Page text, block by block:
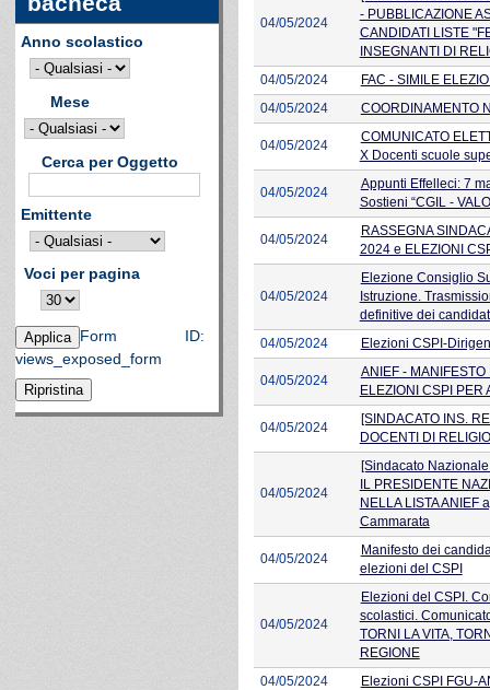
Anno scolastico
Mese
Cerca per Oggetto
Emittente
Voci per pagina
Form ID:
views_exposed_form
04/05/2024
- PUBBLICAZIONE
CANDIDATI LISTE
INSEGNANTI DI
04/05/2024
FAC - SIMILE
04/05/2024
COORDINAMENTO
04/05/2024
COMUNICATO
X Docenti scuole
04/05/2024
Appunti Effelleci: 7
Sostieni “CGIL -
04/05/2024
RASSEGNA
2024 e ELEZIONI
04/05/2024
Elezione Consiglio
Istruzione.
definitive dei
04/05/2024
Elezioni CSPI-
04/05/2024
ANIEF -
ELEZIONI CSPI PER
04/05/2024
[SINDACATO INS.
DOCENTI DI
04/05/2024
[Sindacato
IL PRESIDENTE
NELLA LISTA ANIEF
Cammarata
04/05/2024
Manifesto dei
elezioni del CSPI
04/05/2024
Elezioni del CSPI.
scolastici.
TORNI LA VITA,
REGIONE
04/05/2024
Elezioni CSPI FGU-